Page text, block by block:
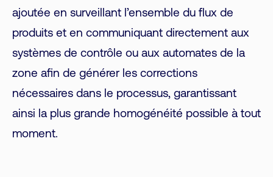
ajoutée en surveillant l’ensemble du flux de
produits et en communiquant directement aux
systèmes de contrôle ou aux automates de la
zone afin de générer les corrections
nécessaires dans le processus, garantissant
ainsi la plus grande homogénéité possible à tout
moment.